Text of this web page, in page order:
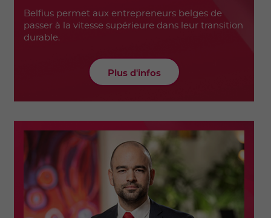
Belfius permet aux entrepreneurs belges de
passer à la vitesse supérieure dans leur transition
durable.
Plus d'infos